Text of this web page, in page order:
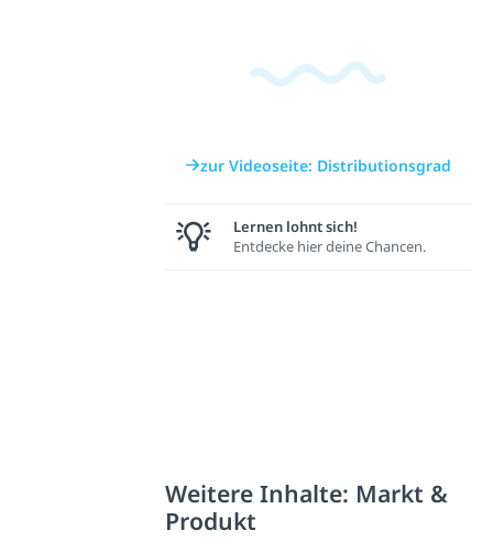
zur Videoseite: Distributionsgrad
Lernen lohnt sich!
Entdecke hier deine Chancen.
Weitere Inhalte: Markt &
Produkt